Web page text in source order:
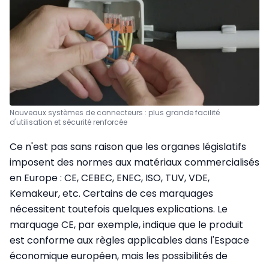
Nouveaux systèmes de connecteurs : plus grande facilité
d'utilisation et sécurité renforcée
Ce n'est pas sans raison que les organes législatifs
imposent des normes aux matériaux commercialisés
en Europe : CE, CEBEC, ENEC, ISO, TUV, VDE,
Kemakeur, etc. Certains de ces marquages
nécessitent toutefois quelques explications. Le
marquage CE, par exemple, indique que le produit
est conforme aux règles applicables dans l'Espace
économique européen, mais les possibilités de